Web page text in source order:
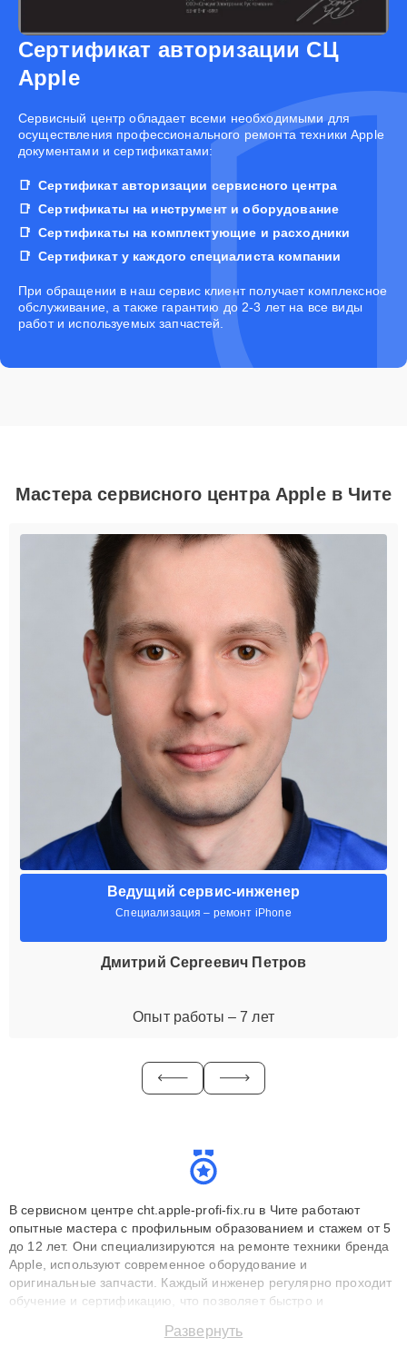
Сертификат авторизации СЦ
Apple
Cервисный центр обладает всеми необходимыми для
осуществления профессионального ремонта техники Apple
документами и сертификатами:
Сертификат авторизации сервисного центра
Сертификаты на инструмент и оборудование
Сертификаты на комплектующие и расходники
Сертификат у каждого специалиста компании
При обращении в наш сервис клиент получает комплексное
обслуживание, а также гарантию до 2-3 лет на все виды
работ и используемых запчастей.
Мастера сервисного центра Apple в Чите
Ведущий сервис-инженер
Специализация – ремонт iPhone
Дмитрий Сергеевич Петров
Опыт работы – 7 лет
В сервисном центре cht.apple-profi-fix.ru в Чите работают
опытные мастера с профильным образованием и стажем от 5
до 12 лет. Они специализируются на ремонте техники бренда
Apple, используют современное оборудование и
оригинальные запчасти. Каждый инженер регулярно проходит
обучение и сертификацию, что позволяет быстро и
сохранением гарантии до 3 лет. Наши мастера решают
Развернуть